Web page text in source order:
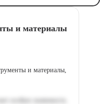
и материалы
и материалы,